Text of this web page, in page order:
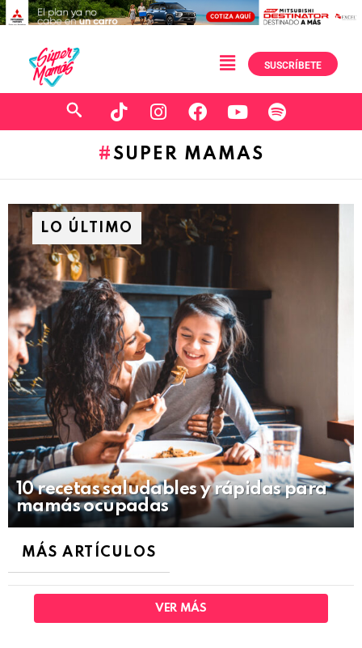
SUSCRÍBETE
SUPER MAMAS
LO ÚLTIMO
10 recetas saludables y rápidas para
mamás ocupadas
MÁS ARTÍCULOS
VER MÁS